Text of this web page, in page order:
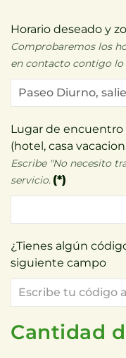
Horario deseado y
Comprobaremos los
en contacto contigo lo
Lugar de encuentro
(hotel, casa
Escribe "No necesito
servicio. (*)
¿Tienes algún
siguiente campo
Cantidad